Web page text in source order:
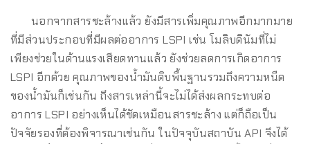
นอกจากสารชะล้างแล้ว ยังมีสารเพิ่มคุณภาพอีกมากมาย
ที่มีส่วนประกอบที่มีผลต่ออาการ LSPI เช่น โมลิบดินัมที่ไม่
เพียงช่วยในด้านแรงเสียดทานแล้ว ยังช่วยลดการเกิดอาการ
LSPI อีกด้วย คุณภาพของน้ำมันดิบพื้นฐานรวมถึงความหนืด
ของน้ำมันก็เช่นกัน ถึงสารเหล่านี้จะไม่ได้ส่งผลกระทบต่อ
อาการ LSPI อย่างเห็นได้ชัดเหมือนสารชะล้าง แต่ก็ถือเป็น
ปัจจัยรองที่ต้องพิจารณาเช่นกัน ในปัจจุบันสถาบัน API จึงได้